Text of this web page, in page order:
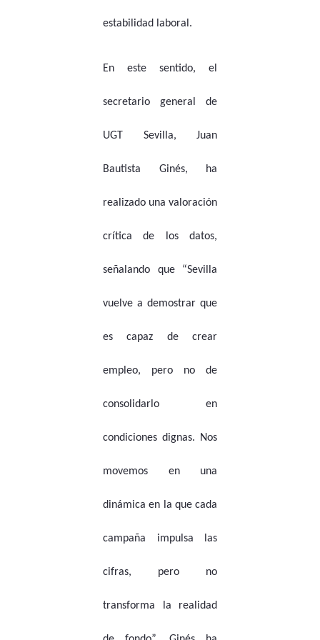
estabilidad laboral.
En este sentido, el
secretario general de
UGT Sevilla, Juan
Bautista Ginés, ha
realizado una valoración
crítica de los datos,
señalando que “Sevilla
vuelve a demostrar que
es capaz de crear
empleo, pero no de
consolidarlo en
condiciones dignas. Nos
movemos en una
dinámica en la que cada
campaña impulsa las
cifras, pero no
transforma la realidad